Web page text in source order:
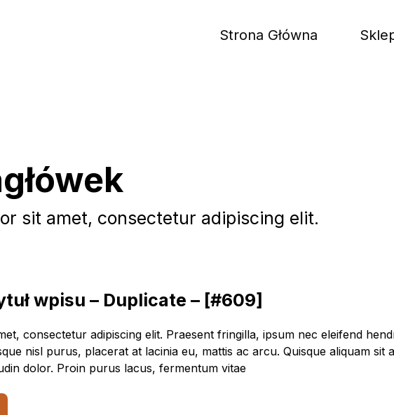
Strona Główna
sit amet, consectetur adipiscing elit.
wpisu – Duplicate – [#609]
consectetur adipiscing elit. Praesent fringilla, ipsum nec eleifend
nisl purus, placerat at lacinia eu, mattis ac arcu. Quisque aliquam sit
dolor. Proin purus lacus, fermentum vitae